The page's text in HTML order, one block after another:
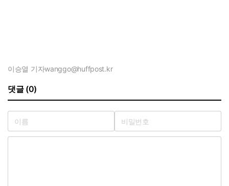
이승열 기자wanggo@huffpost.kr
댓글 (0)